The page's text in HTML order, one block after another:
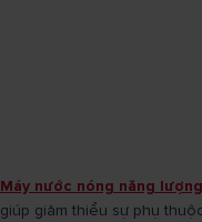
Máy nước nóng năng
giúp giảm thiểu sự phụ